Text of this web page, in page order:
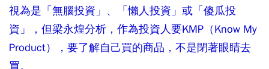
視為是「無腦投資」、「懶人投資」或「傻瓜投
資」，但梁永煌分析，作為投資人要KMP（Know My
Product），要了解自己買的商品，不是閉著眼睛去
買。